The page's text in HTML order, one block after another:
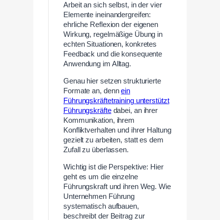
Arbeit an sich selbst, in der vier
Elemente ineinandergreifen:
ehrliche Reflexion der eigenen
Wirkung, regelmäßige Übung in
echten Situationen, konkretes
Feedback und die konsequente
Anwendung im Alltag.
Genau hier setzen strukturierte
Formate an, dennein
Führungskräftetraining unterstützt
Führungskräftedabei, an ihrer
Kommunikation, ihrem
Konfliktverhalten und ihrer Haltung
gezielt zu arbeiten, statt es dem
Zufall zu überlassen.
Wichtig ist die Perspektive: Hier
geht es um die einzelne
Führungskraft und ihren Weg. Wie
Unternehmen Führung
systematisch aufbauen,
beschreibt der Beitrag zur